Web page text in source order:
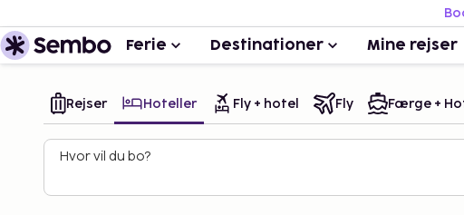
Ferie Destinationer Mine rejser
Rejser Hoteller Fly + hotel Fly Færge +
Hvor vil du bo?